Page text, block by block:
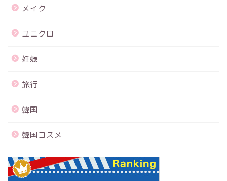
メイク
ユニクロ
妊娠
旅行
韓国
韓国コスメ